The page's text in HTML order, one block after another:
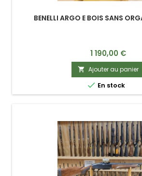
BENELLI ARGO E BOIS SANS
Prix
1 190,00 €
 Ajouter au panier
 En stock